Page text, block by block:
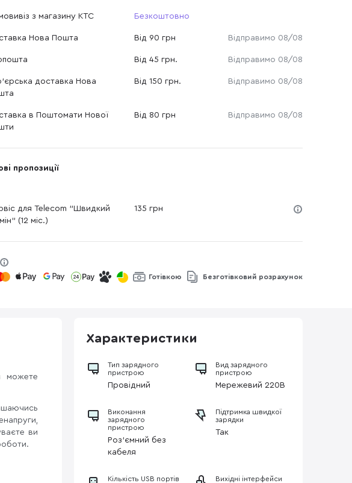
з магазину КТС Безкоштовно
Нова Пошта Від 90 грн Відправимо 08/08
Від 45 грн. Відправимо 08/08
доставка Нова
Від 150 грн. Відправимо 08/08
в Поштомати Нової
Від 80 грн Відправимо 08/08
пропозиції
для Telecom "Швидкий
(12 міс.)
135 грн
Готівкою Безготівковий розрахунок
можете
ви
Характеристики
Тип зарядного
пристрою
Провідний
Вид зарядного
пристрою
Мережевий 220В
Виконання
зарядного
пристрою
Роз'ємний без
кабеля
Підтримка швидкої
зарядки
Так
Кількість USB портів Вихідні інтерфейси